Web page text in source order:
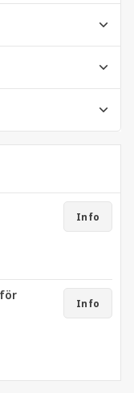
Info
Info